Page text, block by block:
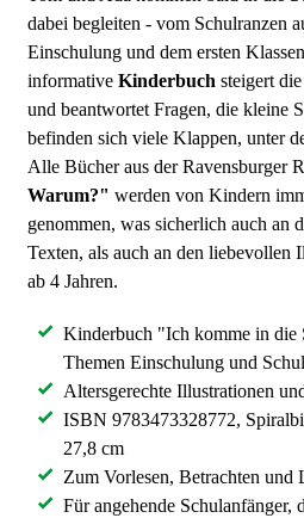
dabei begleiten - vom Schulranzen
Einschulung und dem ersten
informative Kinderbuch steigert
und beantwortet Fragen, die kleine
befinden sich viele Klappen, unter
Alle Bücher aus der Ravensburger
Warum?" werden von Kindern
genommen, was sicherlich auch an
Texten, als auch an den
ab 4 Jahren.
Kinderbuch "Ich komme in die
Themen Einschulung und
Altersgerechte Illustrationen
ISBN 9783473328772,
27,8 cm
Zum Vorlesen, Betrachten und
Für angehende Schulanfänger,